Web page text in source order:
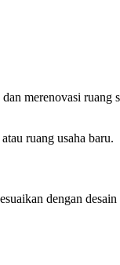
merenovasi ruang
ruang usaha baru.
dengan